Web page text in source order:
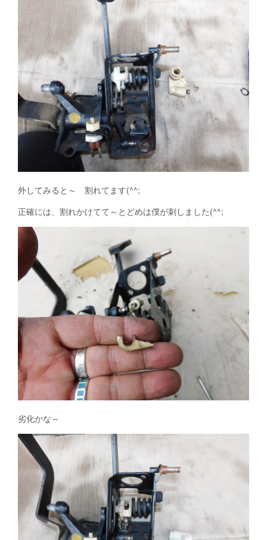
外してみると～ 割れてます(^^;
正確には、割れかけてて～とどめは僕が刺しました(^^;
劣化かな～